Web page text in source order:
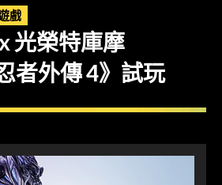
戲
光榮特庫摩
者外傳 4》試玩